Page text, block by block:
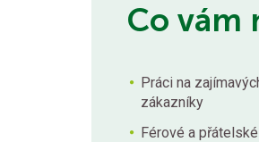
Co vám
Práci na
zákazníky
Férové a